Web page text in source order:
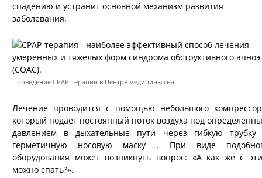
спадению и устранит основной механизм развития
заболевания.
Проведение CPAP-терапии в Центре медицины сна
Лечение проводится с помощью небольшого
который подает постоянный поток воздуха под
давлением в дыхательные пути через гибкую
герметичную носовую маску . При виде
оборудования может возникнуть вопрос: «А как же с
можно спать?».